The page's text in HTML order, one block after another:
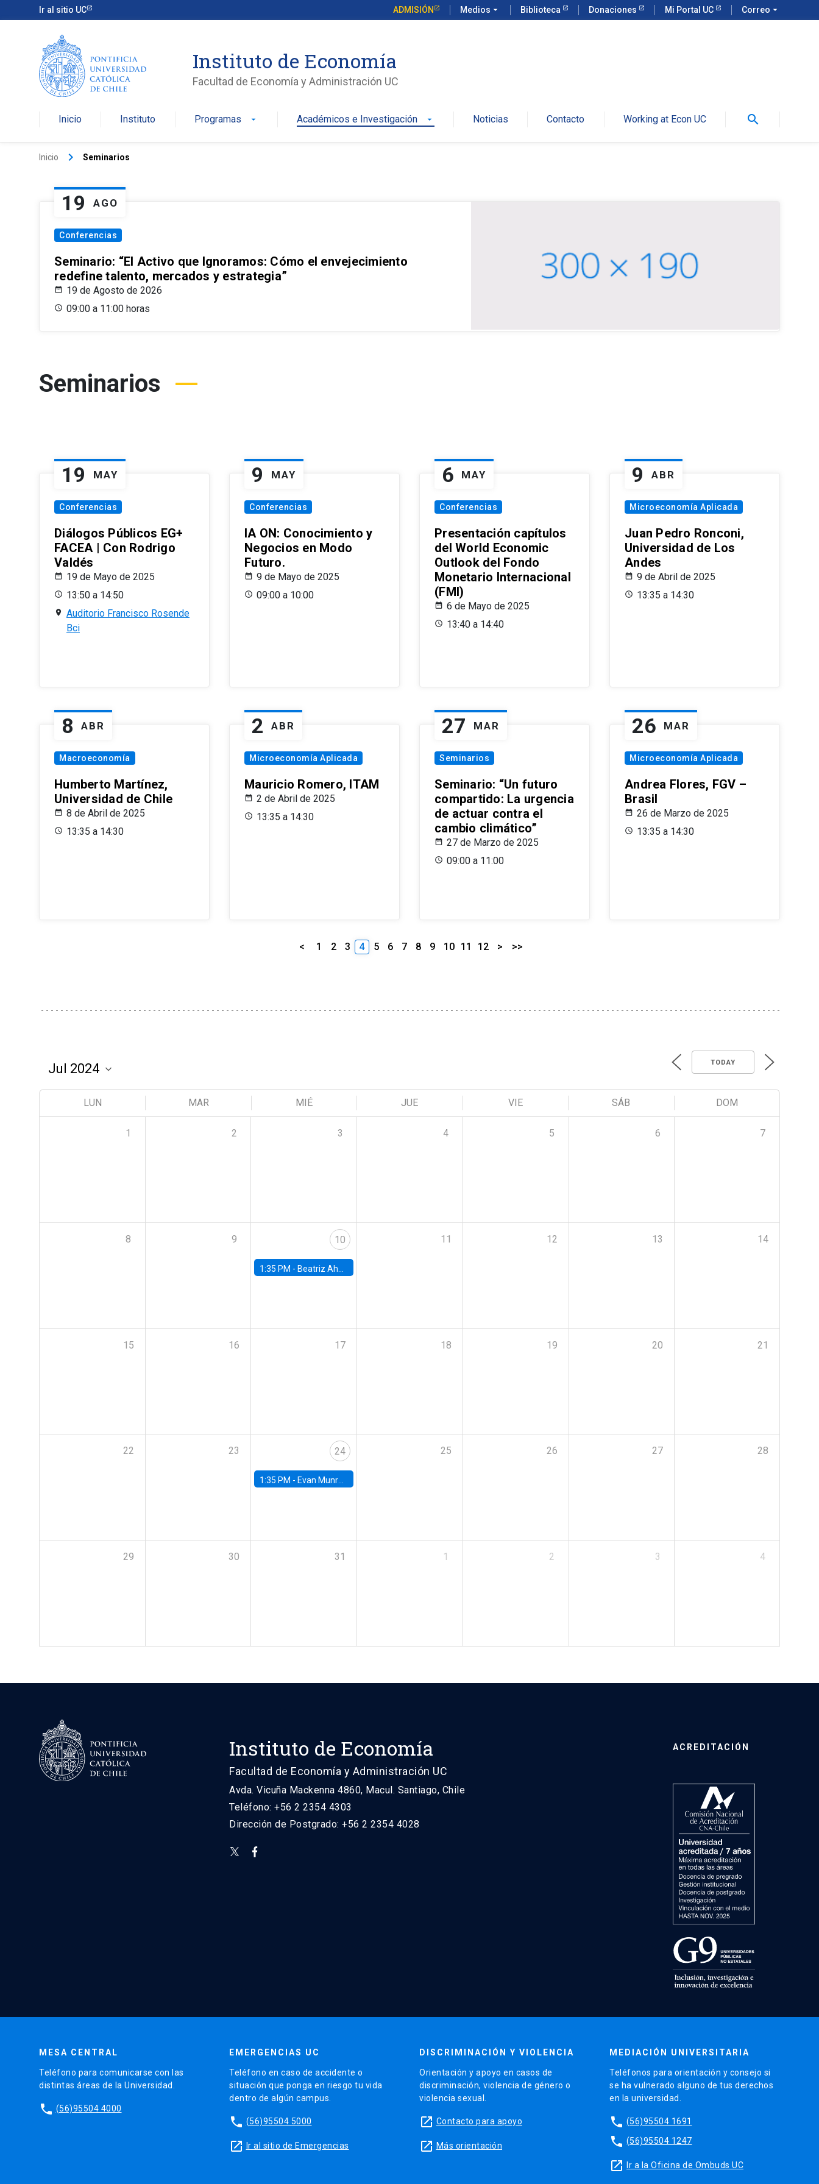
Ir al sitio UC ADMISIÓN Medios arrow_drop_down Biblioteca Donaciones Mi Portal UC Correo arrow_drop_down
Instituto de Economía
Facultad de Economía y Administración UC
Inicio Instituto Programas arrow_drop_down Académicos e Investigación arrow_drop_down Noticias Contacto Working at Econ UC search
Inicio keyboard_arrow_right Seminarios
19 AGO
Conferencias
Seminario: “El Activo que Ignoramos: Cómo el envejecimiento
redefine talento, mercados y estrategia”
19 de Agosto de 2026
09:00 a 11:00 horas
Seminarios
19 MAY
Conferencias
Diálogos Públicos EG+
FACEA | Con Rodrigo
Valdés
19 de Mayo de 2025
13:50 a 14:50
Auditorio Francisco Rosende
Bci
9 MAY
Conferencias
IA ON: Conocimiento y
Negocios en Modo
Futuro.
9 de Mayo de 2025
09:00 a 10:00
6 MAY
Conferencias
Presentación capítulos
del World Economic
Outlook del Fondo
Monetario Internacional
(FMI)
6 de Mayo de 2025
13:40 a 14:40
9 ABR
Microeconomía Aplicada
Juan Pedro Ronconi,
Universidad de Los
Andes
9 de Abril de 2025
13:35 a 14:30
8 ABR
Macroeconomía
Humberto Martínez,
Universidad de Chile
8 de Abril de 2025
13:35 a 14:30
2 ABR
Microeconomía Aplicada
Mauricio Romero, ITAM
2 de Abril de 2025
13:35 a 14:30
27 MAR
Seminarios
Seminario: “Un futuro
compartido: La urgencia
de actuar contra el
cambio climático”
27 de Marzo de 2025
09:00 a 11:00
26 MAR
Microeconomía Aplicada
Andrea Flores, FGV –
Brasil
26 de Marzo de 2025
13:35 a 14:30
< 1 2 3 4 5 6 7 8 9 10 11 12 > >>
TODAY
LUN MAR MIÉ JUE VIE SÁB DOM
1 2 3 4 5 6 7
8 9 10
1:35 PM - Beatriz Ahumada, PhD candidate, Universidad de Pittsburgh
11 12 13 14
15 16 17 18 19 20 21
22 23 24
1:35 PM - Evan Munro, Neyman Visiting Assistant Professor in the Department of Statistics at UC Berkeley
25 26 27 28
29 30 31 1 2 3 4
Instituto de Economía
Facultad de Economía y Administración UC
Avda. Vicuña Mackenna 4860, Macul. Santiago, Chile
Teléfono: +56 2 2354 4303
Dirección de Postgrado: +56 2 2354 4028
ACREDITACIÓN
MESA CENTRAL
Teléfono para comunicarse con las
distintas áreas de la Universidad.
phone (56)95504 4000
EMERGENCIAS UC
Teléfono en caso de accidente o
situación que ponga en riesgo tu vida
dentro de algún campus.
phone (56)95504 5000
launch Ir al sitio de Emergencias
DISCRIMINACIÓN Y VIOLENCIA
Orientación y apoyo en casos de
discriminación, violencia de género o
violencia sexual.
launch Contacto para apoyo
launch Más orientación
MEDIACIÓN UNIVERSITARIA
Teléfonos para orientación y consejo si
se ha vulnerado alguno de tus derechos
en la universidad.
phone (56)95504 1691
phone (56)95504 1247
launch Ir a la Oficina de Ombuds UC